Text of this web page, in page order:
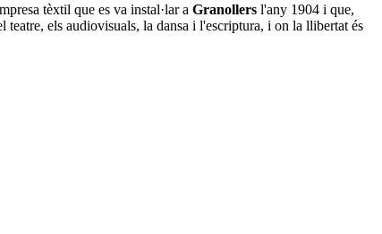
tèxtil que es va instal·lar a Granollers l'any 1904 i que,
els audiovisuals, la dansa i l'escriptura, i on la llibertat és